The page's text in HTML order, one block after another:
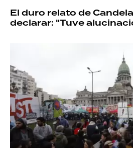
El duro relato de
declarar: "Tuve